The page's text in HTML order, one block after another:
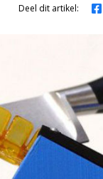
Deel dit artikel: